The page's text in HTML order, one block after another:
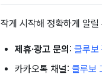
작게 시작해 정확하게 알릴
제휴·광고 문의 : 클루보
카카오톡 채널: 클루보